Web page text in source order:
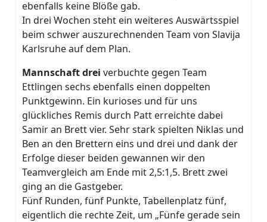
ebenfalls keine Blöße gab.
In drei Wochen steht ein weiteres Auswärtsspiel
beim schwer auszurechnenden Team von Slavija
Karlsruhe auf dem Plan.
Mannschaft dreiverbuchte gegen Team
Ettlingen sechs ebenfalls einen doppelten
Punktgewinn. Ein kurioses und für uns
glückliches Remis durch Patt erreichte dabei
Samir an Brett vier. Sehr stark spielten Niklas und
Ben an den Brettern eins und drei und dank der
Erfolge dieser beiden gewannen wir den
Teamvergleich am Ende mit 2,5:1,5. Brett zwei
ging an die Gastgeber.
Fünf Runden, fünf Punkte, Tabellenplatz fünf,
eigentlich die rechte Zeit, um „Fünfe gerade sein